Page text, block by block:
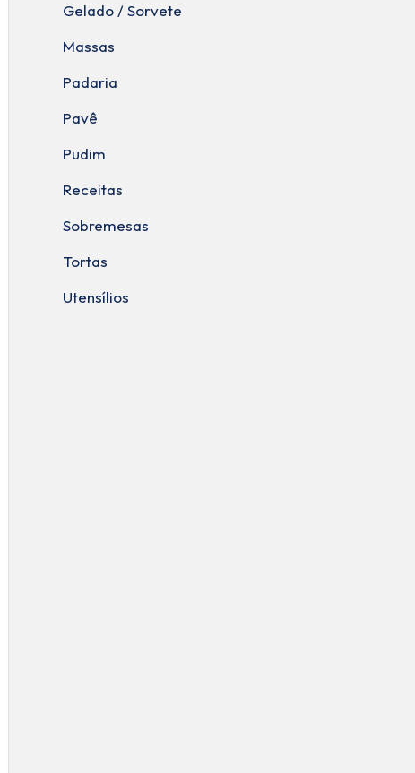
Gelado / Sorvete
Massas
Padaria
Pavê
Pudim
Receitas
Sobremesas
Tortas
Utensílios